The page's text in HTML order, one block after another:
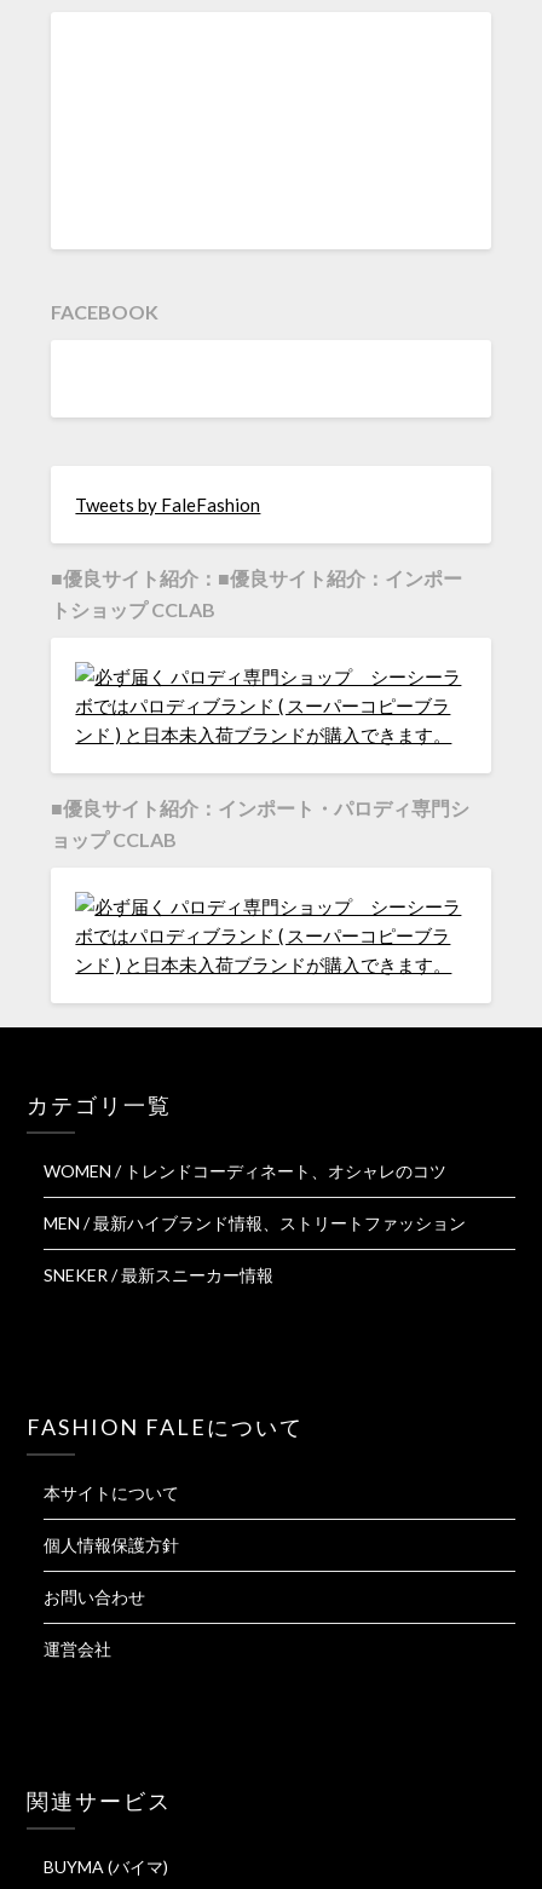
FACEBOOK
Tweets by FaleFashion
■優良サイト紹介：■優良サイト紹介：インポー
トショップ CCLAB
■優良サイト紹介：インポート・パロディ専門シ
ョップ CCLAB
カテゴリ一覧
WOMEN / トレンドコーディネート、オシャレのコツ
MEN / 最新ハイブランド情報、ストリートファッション
SNEKER / 最新スニーカー情報
FASHION FALEについて
本サイトについて
個人情報保護方針
お問い合わせ
運営会社
関連サービス
BUYMA (バイマ)